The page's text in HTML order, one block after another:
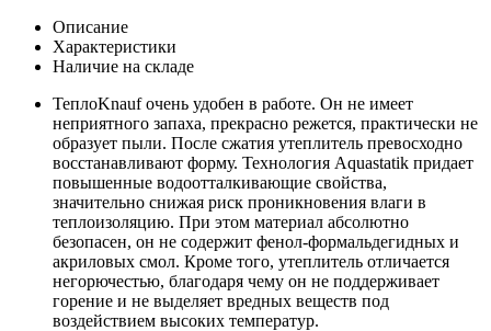
Описание
Характеристики
Наличие на складе
ТеплоKnauf очень удобен в работе. Он не имеет
неприятного запаха, прекрасно режется, практически не
образует пыли. После сжатия утеплитель превосходно
восстанавливают форму. Технология Aquastatik придает
повышенные водоотталкивающие свойства,
значительно снижая риск проникновения влаги в
теплоизоляцию. При этом материал абсолютно
безопасен, он не содержит фенол-формальдегидных и
акриловых смол. Кроме того, утеплитель отличается
негорючестью, благодаря чему он не поддерживает
горение и не выделяет вредных веществ под
воздействием высоких температур.